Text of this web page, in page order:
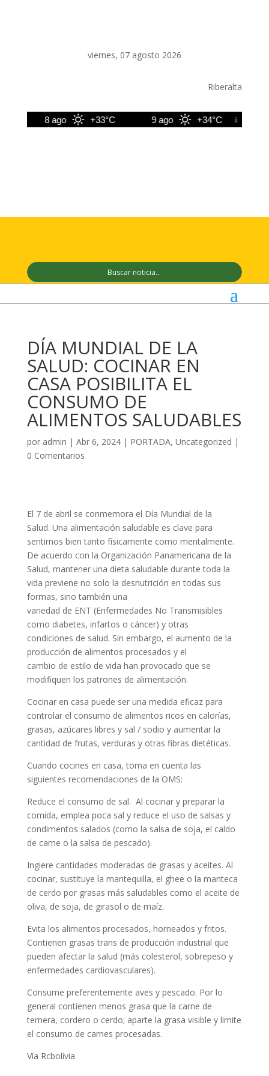
viernes, 07 agosto 2026
Riberalta
8 ago +33°C 9 ago +34°C
DÍA MUNDIAL DE LA
SALUD: COCINAR EN
CASA POSIBILITA EL
CONSUMO DE
ALIMENTOS SALUDABLES
por admin | Abr 6, 2024| PORTADA, Uncategorized |
0 Comentarios
El 7 de abril se conmemora el Día Mundial de la
Salud. Una alimentación saludable es clave para
sentirnos bien tanto físicamente como mentalmente.
De acuerdo con la Organización Panamericana de la
Salud, mantener una dieta saludable durante toda la
vida previene no solo la desnutrición en todas sus
formas, sino también una
variedad de ENT (Enfermedades No Transmisibles
como diabetes, infartos o cáncer) y otras
condiciones de salud. Sin embargo, el aumento de la
producción de alimentos procesados y el
cambio de estilo de vida han provocado que se
modifiquen los patrones de alimentación.
Cocinar en casa puede ser una medida eficaz para
controlar el consumo de alimentos ricos en calorías,
grasas, azúcares libres y sal / sodio y aumentar la
cantidad de frutas, verduras y otras fibras dietéticas.
Cuando cocines en casa, toma en cuenta las
siguientes recomendaciones de la OMS:
Reduce el consumo de sal. Al cocinar y preparar la
comida, emplea poca sal y reduce el uso de salsas y
condimentos salados (como la salsa de soja, el caldo
de carne o la salsa de pescado).
Ingiere cantidades moderadas de grasas y aceites. Al
cocinar, sustituye la mantequilla, el ghee o la manteca
de cerdo por grasas más saludables como el aceite de
oliva, de soja, de girasol o de maíz.
Evita los alimentos procesados, horneados y fritos.
Contienen grasas trans de producción industrial que
pueden afectar la salud (más colesterol, sobrepeso y
enfermedades cardiovasculares).
Consume preferentemente aves y pescado. Por lo
general contienen menos grasa que la carne de
ternera, cordero o cerdo; aparte la grasa visible y limite
el consumo de carnes procesadas.
Vía Rcbolivia